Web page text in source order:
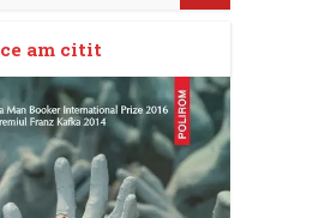
ce am citit